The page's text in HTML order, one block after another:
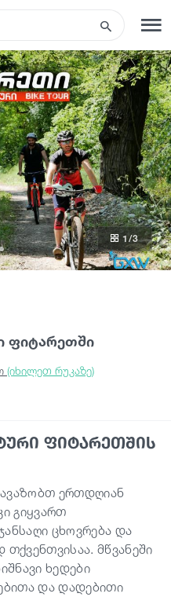
შესვლა
ფიტარეთში
(იხილეთ რუკაზე)
1/3
ფიტარეთშის
ერთდღიან
გიყვართ
ცხოვრება და
მწვანეში
ხედები
და დადებითი